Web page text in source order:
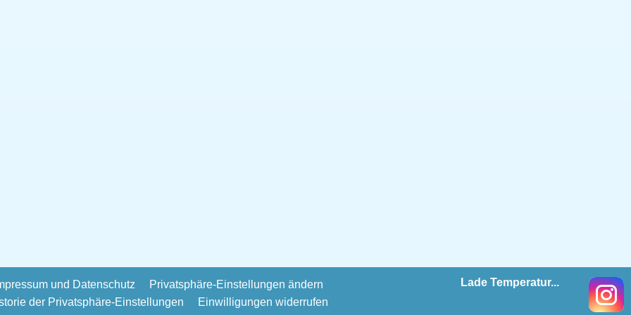
und Datenschutz
Privatsphäre-Einstellungen ändern
der Privatsphäre-Einstellungen
Einwilligungen widerrufen
Lade Temperatur...